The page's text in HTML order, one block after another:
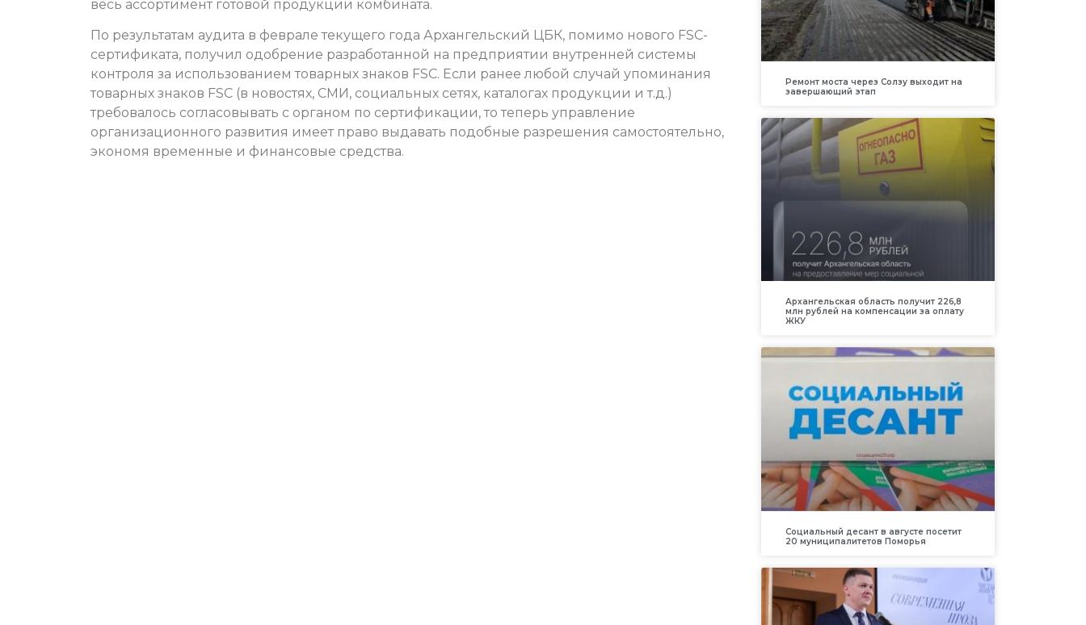
весь ассортимент готовой продукции комбината.
По результатам аудита в феврале текущего года Архангельский ЦБК, помимо нового FSC-
сертификата, получил одобрение разработанной на предприятии внутренней системы
контроля за использованием товарных знаков FSC. Если ранее любой случай упоминания
товарных знаков FSC (в новостях, СМИ, социальных сетях, каталогах продукции и т.д.)
требовалось согласовывать с органом по сертификации, то теперь управление
организационного развития имеет право выдавать подобные разрешения самостоятельно,
экономя временные и финансовые средства.
Ремонт моста через Солзу выходит на
завершающий этап
Архангельская область получит 226,8
млн рублей на компенсации за оплату
ЖКУ
Социальный десант в августе посетит
20 муниципалитетов Поморья